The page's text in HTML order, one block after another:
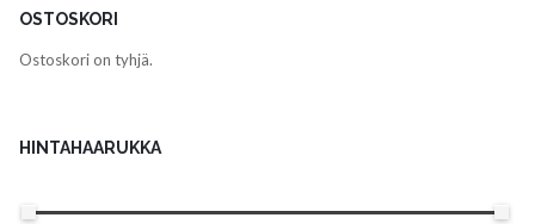
OSTOSKORI
Ostoskori on tyhjä.
HINTAHAARUKKA